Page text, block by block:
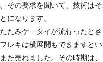
その要求を聞いて、技術は
になります。
たみケータイが流行ったと
レキは横展開もできますと
た売れました。その時期は